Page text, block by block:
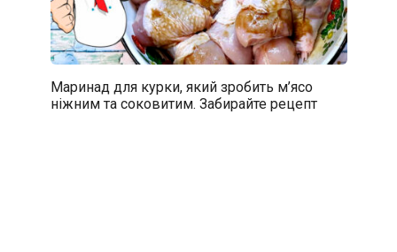
Маринад для курки, який зробить м’ясо
ніжним та соковитим. Забирайте рецепт